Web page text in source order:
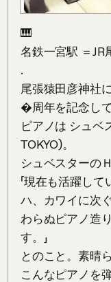
🎹
名鉄一宮駅 ＝JR
.
尾張猿田彦神社
�周年を記念し
ピアノは シュベ
TOKYO)。
シュベスターの
「現在も活躍し
ハ、カワイに次
わらぬピアノ造
す。」
とのこと。素晴
こんなピアノを